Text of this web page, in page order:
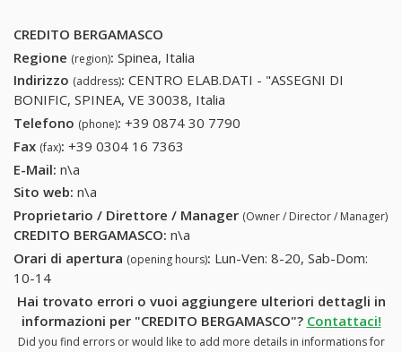
CREDITO BERGAMASCO
Regione (region): Spinea, Italia
Indirizzo (address): CENTRO ELAB.DATI - "ASSEGNI DI
BONIFIC, SPINEA, VE 30038, Italia
Telefono (phone): +39 0874 30 7790
Fax (fax): +39 0304 16 7363
E-Mail: n\a
Sito web: n\a
Proprietario / Direttore / Manager (Owner / Director / Manager)
CREDITO BERGAMASCO: n\a
Orari di apertura (opening hours): Lun-Ven: 8-20, Sab-Dom:
10-14
Hai trovato errori o vuoi aggiungere ulteriori dettagli in
informazioni per "CREDITO BERGAMASCO"? Contattaci!
Did you find errors or would like to add more details in informations for